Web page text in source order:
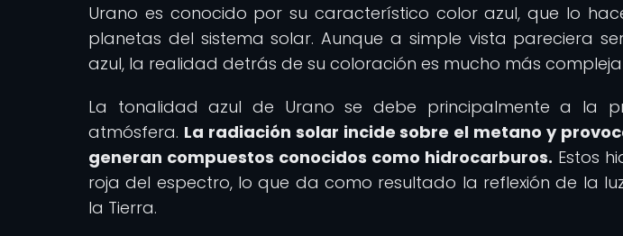
Urano es conocido por su característico color azul, que lo
planetas del sistema solar. Aunque a simple vista pareciera
azul, la realidad detrás de su coloración es mucho más
La tonalidad azul de Urano se debe principalmente a la
atmósfera. La radiación solar incide sobre el metano y
generan compuestos conocidos como hidrocarburos. Estos
roja del espectro, lo que da como resultado la reflexión de la
la Tierra.